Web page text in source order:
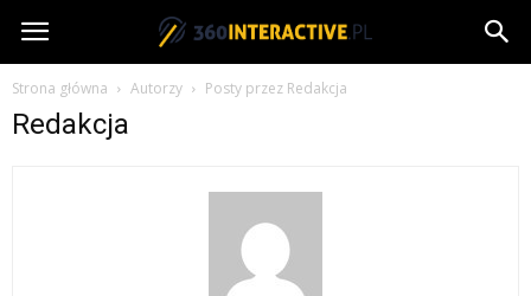
360interactive.pl
Strona główna Autorzy Posty przez Redakcja
Redakcja